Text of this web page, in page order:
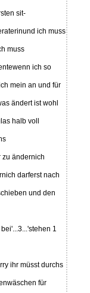
sit-
ich muss
muss
ich so
mein an und für
ändert ist wohl
halb voll
zu ändernich
darferst nach
und den
1
ihr müsst durchs
für